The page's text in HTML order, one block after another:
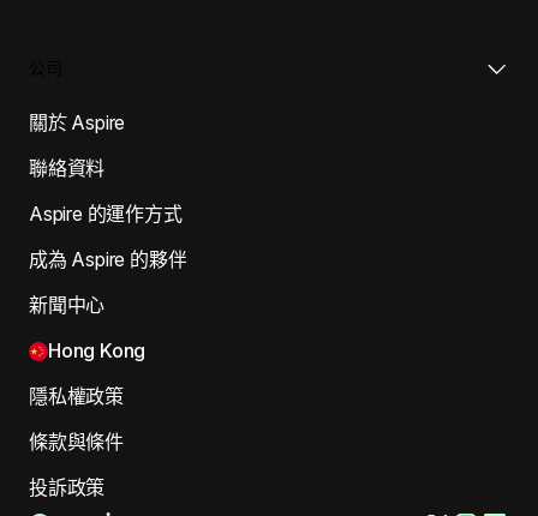
關於 Aspire
聯絡資料
Aspire 的運作方式
成為 Aspire 的夥伴
新聞中心
Hong Kong
隱私權政策
條款與條件
投訴政策